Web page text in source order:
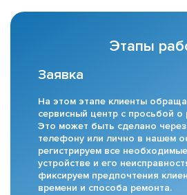
Этапы
Заявка
На этом этапе клиенты
сервисный центр с просьбой о
Это может быть сделано
телефону или лично в нашем
регистрируем все
устройстве и его
фиксируем предпочтения
времени и способа ремонта.